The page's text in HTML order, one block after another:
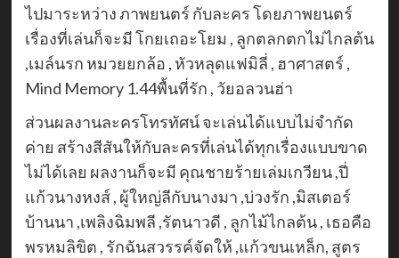
ไปมาระหว่าง ภาพยนตร์ กับละคร โดยภาพยนตร์
เรื่องที่เล่นก็จะมี โกยเถอะโยม , ลูกตลกตกไม่ไกลต้น
,เมล์นรก หมวยยกล้อ , หัวหลุดแฟมิลี่ , ฮาศาสตร์ ,
Mind Memory 1.44พื้นที่รัก , วัยอลวนฮ่า
ส่วนผลงานละครโทรทัศน์ จะเล่นได้แบบไม่จำกัด
ค่าย สร้างสีสันให้กับละครที่เล่นได้ทุกเรื่องแบบขาด
ไม่ได้เลย ผลงานก็จะมี คุณชายร้ายเล่มเกวียน ,ปี่
แก้วนางหงส์ , ผู้ใหญ่ลีกับนางมา ,บ่วงรัก ,มิสเตอร์
บ้านนา ,เพลิงฉิมพลี ,รัตนาวดี , ลูกไม้ไกลต้น , เธอคือ
พรหมลิขิต , รักฉันสวรรค์จัดให้ ,แก้วขนเหล็ก, สูตร